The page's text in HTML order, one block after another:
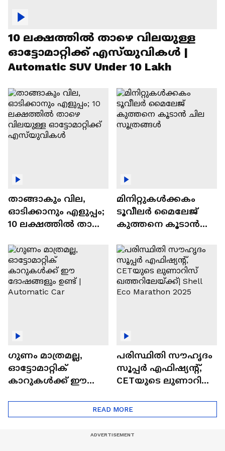
10 ലക്ഷത്തിൽ താഴെ വിലയുള്ള
ഓട്ടോമാറ്റിക്ക് എസ്‍യുവികൾ |
Automatic SUV Under 10 Lakh
താങ്ങാകും വില,
ഓടിക്കാനും എളുപ്പം;
10 ലക്ഷത്തിൽ താഴെ
ഓട്ടോമാറ്റിക്ക്
എസ്‍യുവികൾ
മിനിറ്റുകൾക്കകം
ടൂവീലർ മൈലേജ്
കുത്തനെ കൂടാൻ
ഗുണം മാത്രമല്ല,
ഓട്ടോമാറ്റിക്
കാറുകൾക്ക് ഈ
പരിസ്ഥിതി സൗഹൃദം
സൂപ്പർ എഫിഷ്യന്റ്,
CETയുടെ ലുണാറിസ്
Eco Marathon 2025
READ MORE